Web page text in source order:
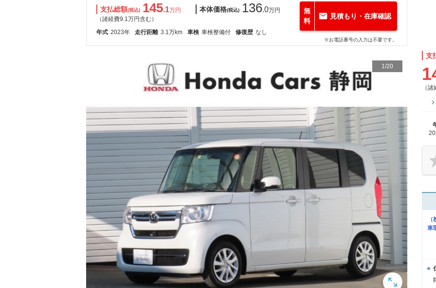
支払総額(税込) 145.1万円
（諸経費9.1万円含む）
本体価格(税込) 136.0万円
年式 2023年 走行距離 3.1万km 車検 車検整備付 修復歴 なし
無
料
見積もり・在庫確認
※お電話番号の入力は不要です。
1/20
支
（
車